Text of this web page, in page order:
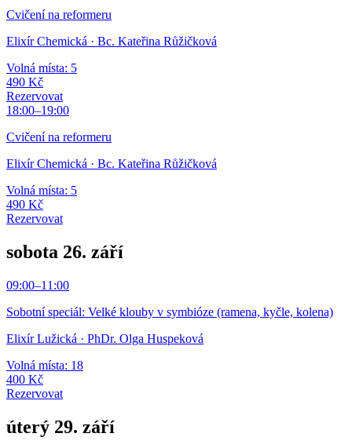
Cvičení na reformeru
Elixír Chemická · Bc. Kateřina Růžičková
Volná místa: 5
490 Kč
Rezervovat
18:00–19:00
Cvičení na reformeru
Elixír Chemická · Bc. Kateřina Růžičková
Volná místa: 5
490 Kč
Rezervovat
sobota 26. září
09:00–11:00
Sobotní speciál: Velké klouby v symbióze (ramena, kyčle, kolena)
Elixír Lužická · PhDr. Olga Huspeková
Volná místa: 18
400 Kč
Rezervovat
úterý 29. září